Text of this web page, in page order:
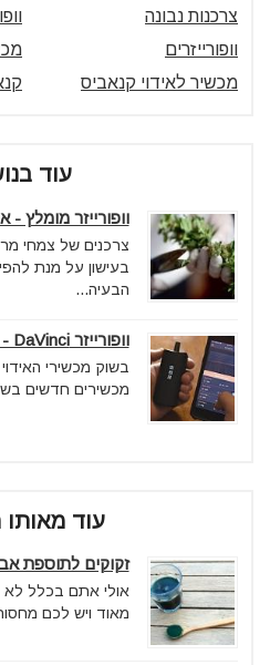
צרכנות נבונה
וופורייזרים
מכשיר לאידוי קנאביס
עוד
וופורייזר מומלץ -
צרכנים של צמחי
בעישון על מנת
הבעיה...
וופורייזר IQ - DaVinci
בשוק מכשירי האידוי
מכשירים חדשים
עוד מאותו
זקוקים לתוספת
אולי אתם בכלל לא
מאוד ויש לכם